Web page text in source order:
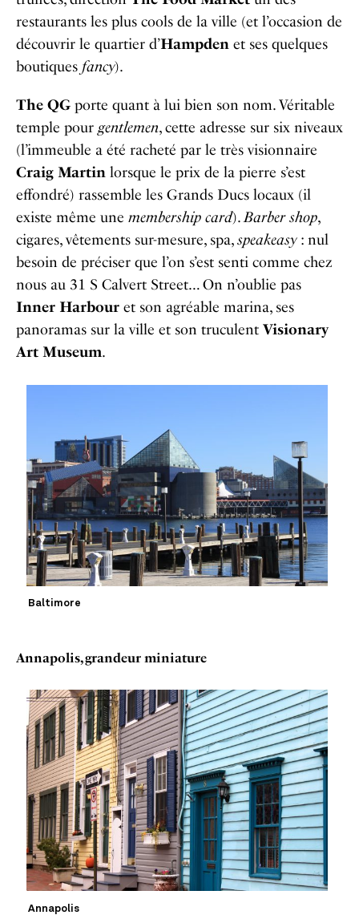
restaurants les plus cools de la ville (et l’occasion de
découvrir le quartier d’Hampden et ses quelques
boutiques fancy).
The QG porte quant à lui bien son nom. Véritable
temple pour gentlemen, cette adresse sur six niveaux
(l’immeuble a été racheté par le très visionnaire
Craig Martin lorsque le prix de la pierre s’est
effondré) rassemble les Grands Ducs locaux (il
existe même une membership card).Barber shop,
cigares, vêtements sur-mesure, spa,speakeasy: nul
besoin de préciser que l’on s’est senti comme chez
nous au 31 S Calvert Street… On n’oublie pas
Inner Harbour et son agréable marina, ses
panoramas sur la ville et son truculent Visionary
Art Museum.
Baltimore
Annapolis, grandeur miniature
Annapolis